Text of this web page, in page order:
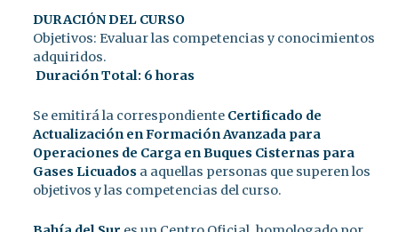
DURACIÓN DEL CURSO
Objetivos: Evaluar las competencias y conocimientos
adquiridos.
Duración Total: 6 horas
Se emitirá la correspondiente Certificado de
Actualización en Formación Avanzada para
Operaciones de Carga en Buques Cisternas para
Gases Licuados a aquellas personas que superen los
objetivos y las competencias del curso.